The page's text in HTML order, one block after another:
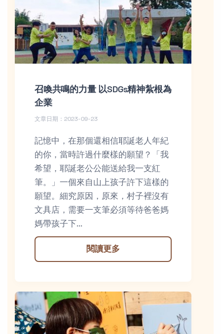
召喚共鳴的力量 以SDGs精神紮根為
企業
文章日期：2023-09-23
記憶中，在那個還相信耶誕老人年紀
的你，當時許過什麼樣的願望？「我
希望，耶誕老公公能送給我一支紅
筆。」一個來自山上孩子許下這樣的
願望。細究原因，原來，村子裡沒有
文具店，需要一支筆必須等待爸爸媽
媽帶孩子下...
閱讀更多